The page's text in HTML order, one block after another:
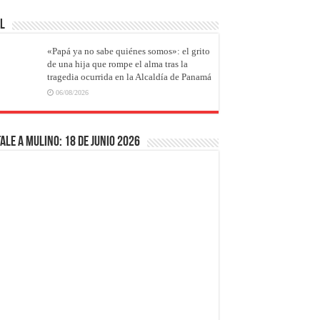
«Papá ya no sabe quiénes somos»: el grito
de una hija que rompe el alma tras la
tragedia ocurrida en la Alcaldía de Panamá
06/08/2026
a Mulino: 18 de junio 2026